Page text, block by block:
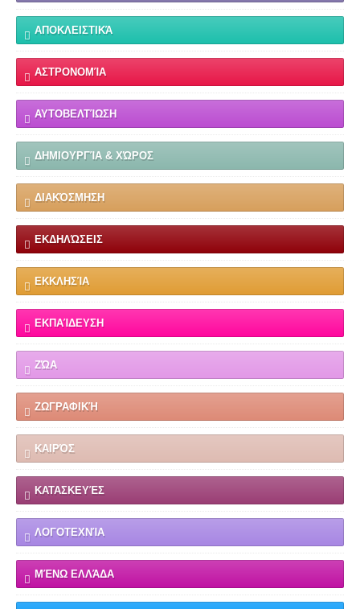
ΑΠΟΚΛΕΙΣΤΙΚΆ
ΑΣΤΡΟΝΟΜΊΑ
ΑΥΤΟΒΕΛΤΊΩΣΗ
ΔΗΜΙΟΥΡΓΊΑ & ΧΏΡΟΣ
ΔΙΑΚΌΣΜΗΣΗ
ΕΚΔΗΛΏΣΕΙΣ
ΕΚΚΛΗΣΊΑ
ΕΚΠΑΊΔΕΥΣΗ
ΖΏΑ
ΖΩΓΡΑΦΙΚΉ
ΚΑΙΡΌΣ
ΚΑΤΑΣΚΕΥΈΣ
ΛΟΓΟΤΕΧΝΊΑ
ΜΈΝΩ ΕΛΛΆΔΑ